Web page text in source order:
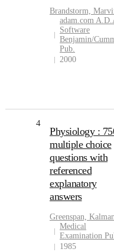
Brandstorm,
adam.com
Software
Benjamin/
Pub.
2000
4
Physiology :
multiple choice
questions with
referenced
explanatory
answers
Greenspan,
Medical
Examination
1985